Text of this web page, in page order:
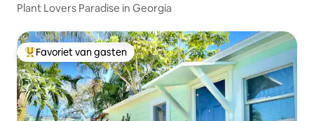
Plant Lovers Paradise in Georgia
Topfavoriet van gasten
Favoriet van gasten